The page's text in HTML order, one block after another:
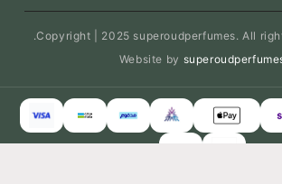
Copyright | 2025 superoudperfumes. All
Website by